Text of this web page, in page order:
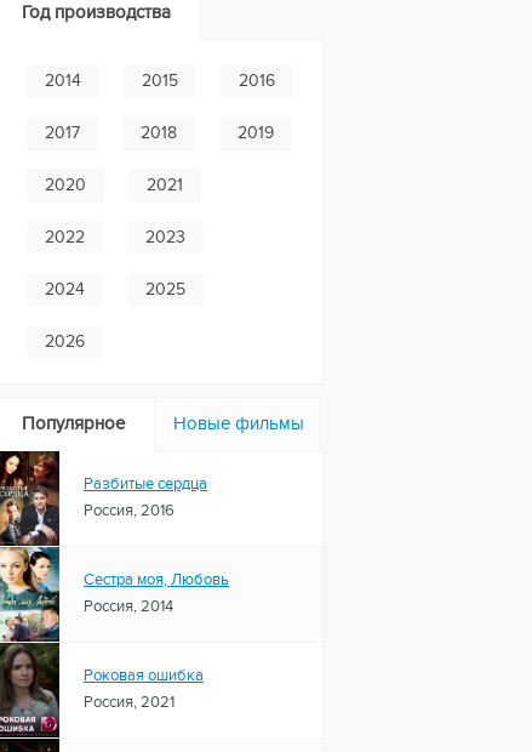
Год производства
2014 2015 2016
2017 2018 2019
2020 2021
2022 2023
2024 2025
2026
Популярное Новые фильмы
Разбитые сердца
Россия, 2016
Сестра моя, Любовь
Россия, 2014
Роковая ошибка
Россия, 2021